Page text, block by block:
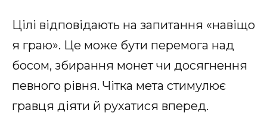
Цілі відповідають на запитання «навіщо
я граю». Це може бути перемога над
босом, збирання монет чи досягнення
певного рівня. Чітка мета стимулює
гравця діяти й рухатися вперед.